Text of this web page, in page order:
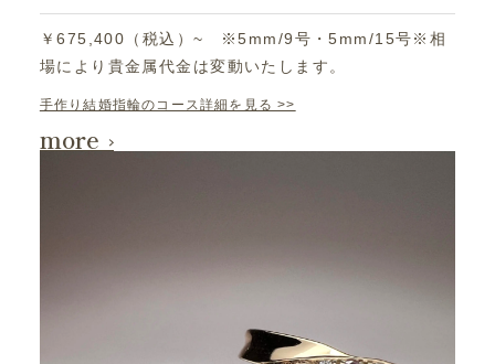
￥675,400（税込）~ ※5mm/9号・5mm/15号※相
場により貴金属代金は変動いたします。
手作り結婚指輪のコース詳細を見る >>
more